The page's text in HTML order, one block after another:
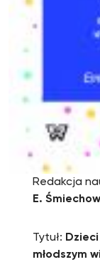
Redakcja
E.
Tytuł:
młodszym